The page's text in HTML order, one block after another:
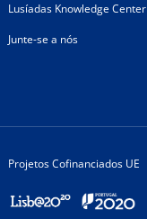
Lusíadas Knowledge Center
Junte-se a nós
Projetos Cofinanciados UE